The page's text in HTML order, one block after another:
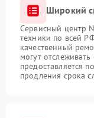
Широкий
Сервисный центр
техники по всей
качественный
могут
предоставляется
продления срока